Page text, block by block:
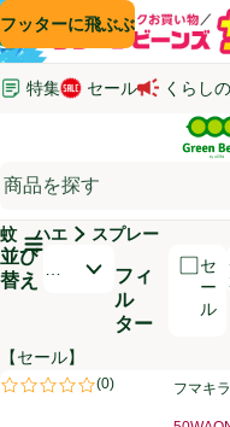
コンテンツに飛ぶ
検索に飛ぶ
フッターに飛ぶ
特集 セール くらし
はじめてのお買い物ガイド
(新しいウィンドウで開く)
サポート・ヘルプ・お問い
(新しいウィンドウで開く)
メインメニュ―ボタン
蚊 ハエ スプレー
並び
替え
開いて並び替えオプション
順
フィ
ル
ター
セ
ー
ル
商品リスト
【セール】
フマキラー おうちバリアスプ
(0)
評価は0件のレビューで5点中
フマキ